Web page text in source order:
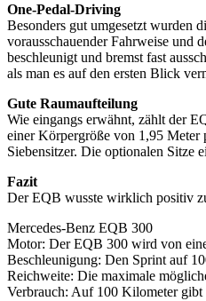
One-Pedal-Driving
Besonders gut umgesetzt wurden
vorausschauender Fahrweise und
beschleunigt und bremst fast
als man es auf den ersten Blick
Gute Raumaufteilung
Wie eingangs erwähnt, zählt der
einer Körpergröße von 1,95 Meter
Siebensitzer. Die optionalen Sitze
Fazit
Der EQB wusste wirklich positiv
Mercedes-Benz EQB 300
Motor: Der EQB 300 wird von
Beschleunigung: Den Sprint auf
Reichweite: Die maximale
Verbrauch: Auf 100 Kilometer